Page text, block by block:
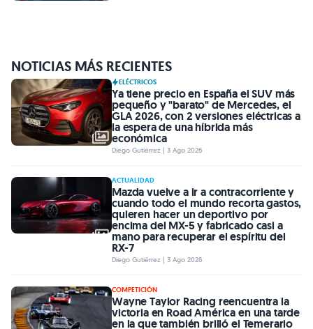
NOTICIAS MÁS RECIENTES
ELÉCTRICOS
Ya tiene precio en España el SUV más
pequeño y "barato" de Mercedes, el
GLA 2026, con 2 versiones eléctricas a
la espera de una híbrida más
económica
Diego Gutiérrez | 3 Ago 2026
ACTUALIDAD
Mazda vuelve a ir a contracorriente y
cuando todo el mundo recorta gastos,
quieren hacer un deportivo por
encima del MX-5 y fabricado casi a
mano para recuperar el espíritu del
RX-7
Diego Gutiérrez | 3 Ago 2026
COMPETICIÓN
Wayne Taylor Racing reencuentra la
victoria en Road América en una tarde
en la que también brilló el Temerario